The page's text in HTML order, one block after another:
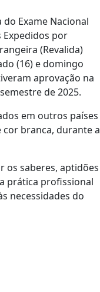
Exame Nacional
Expedidos por
(Revalida)
(16) e domingo
aprovação na
de 2025.
em outros países
branca, durante a
os saberes, aptidões
prática profissional
necessidades do